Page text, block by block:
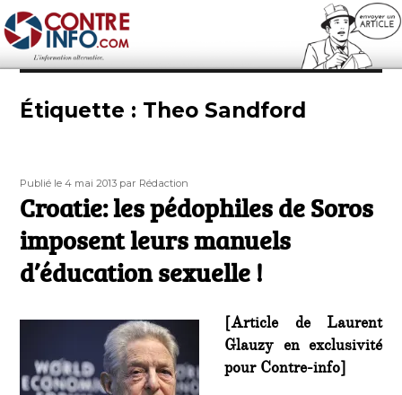
Contre-Info
Étiquette : Theo Sandford
Publié
le
Publié le 4 mai 2013 Auteur
par Rédaction
Croatie: les pédophiles de Soros
imposent leurs manuels
d’éducation sexuelle !
[Article de Laurent
Glauzy en exclusivité
pour Contre-info]